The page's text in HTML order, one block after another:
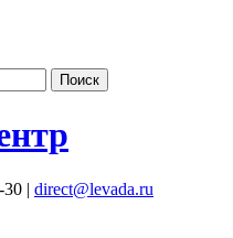
| direct@levada.ru